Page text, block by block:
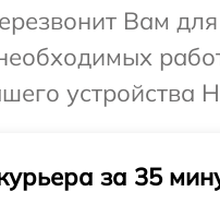
Вам для
устройства
за 35